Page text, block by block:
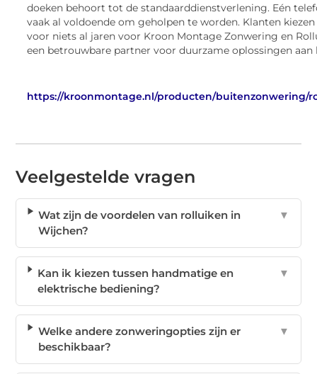
doeken behoort tot de standaarddienstverlening. Eén
vaak al voldoende om geholpen te worden. Klanten
voor niets al jaren voor Kroon Montage Zonwering en
een betrouwbare partner voor duurzame oplossingen aan
https://kroonmontage.nl/producten/buitenzonwering/
Veelgestelde vragen
Wat zijn de voordelen van rolluiken in
Wijchen?
▼
Kan ik kiezen tussen handmatige en
elektrische bediening?
▼
Welke andere zonweringopties zijn er
beschikbaar?
▼